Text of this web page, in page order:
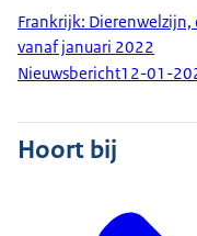
Frankrijk:
vanaf januari 2022
Nieuwsbericht12-01-
Hoort bij